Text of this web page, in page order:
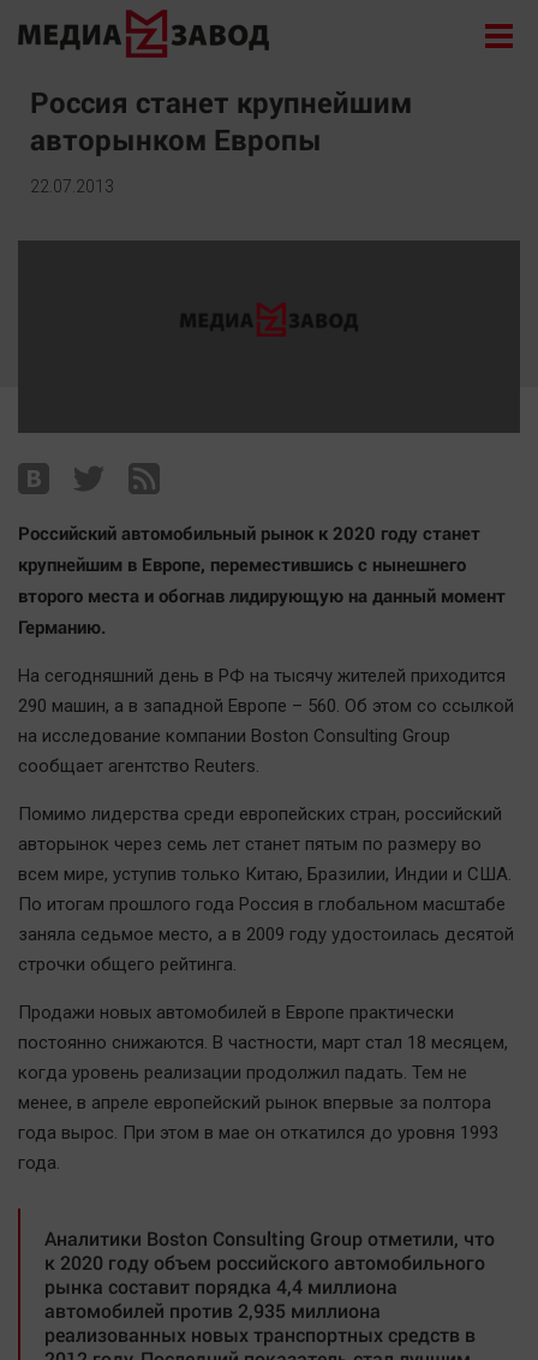
Новости
Экономика
Происшествия
Поиск
Наша победа
Общество
Политика
Экономика
Происшествия
Здоровье
Культура
Курилка
Мнения
Спорт
Технологии
Hедвижимость
XX век: криминальные уроки
Банки
Медицина
Новости компаний
Прогулки по городу Ч
Россия станет крупнейшим
авторынком Европы
22.07.2013
Российский автомобильный рынок к 2020 году станет
крупнейшим в Европе, переместившись с нынешнего
второго места и обогнав лидирующую на данный момент
Германию.
На сегодняшний день в РФ на тысячу жителей приходится
290 машин, а в западной Европе – 560. Об этом со ссылкой
на исследование компании Boston Consulting Group
сообщает агентство Reuters.
Помимо лидерства среди европейских стран, российский
авторынок через семь лет станет пятым по размеру во
всем мире, уступив только Китаю, Бразилии, Индии и США.
По итогам прошлого года Россия в глобальном масштабе
заняла седьмое место, а в 2009 году удостоилась десятой
строчки общего рейтинга.
Продажи новых автомобилей в Европе практически
постоянно снижаются. В частности, март стал 18 месяцем,
когда уровень реализации продолжил падать. Тем не
менее, в апреле европейский рынок впервые за полтора
года вырос. При этом в мае он откатился до уровня 1993
года.
Аналитики Boston Consulting Group отметили, что
к 2020 году объем российского автомобильного
рынка составит порядка 4,4 миллиона
автомобилей против 2,935 миллиона
реализованных новых транспортных средств в